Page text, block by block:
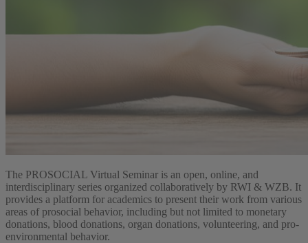
The PROSOCIAL Virtual Seminar is an open, online, and
interdisciplinary series organized collaboratively by RWI & WZB. It
provides a platform for academics to present their work from various
areas of prosocial behavior, including but not limited to monetary
donations, blood donations, organ donations, volunteering, and pro-
environmental behavior.